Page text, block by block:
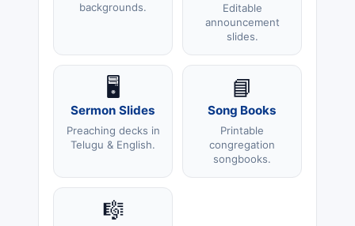
backgrounds.
Editable
announcement
slides.
🖥️
Sermon Slides
Preaching decks in
Telugu & English.
📘
Song Books
Printable
congregation
songbooks.
🎼